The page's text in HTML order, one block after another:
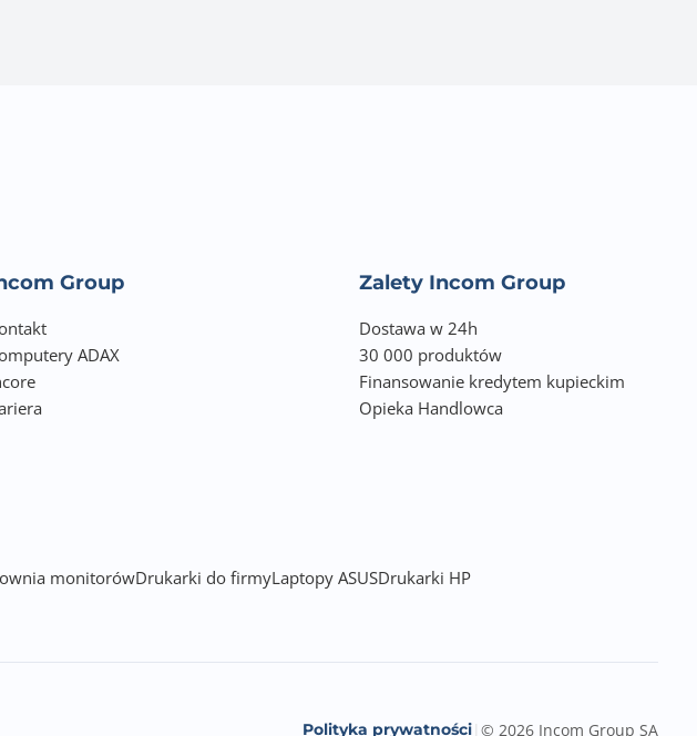
Group
ADAX
Zalety Incom Group
Dostawa w 24h
30 000 produktów
Finansowanie kredytem kupieckim
Opieka Handlowca
monitorówDrukarki do firmyLaptopy ASUSDrukarki HP
Polityka prywatności © 2026 Incom Group SA